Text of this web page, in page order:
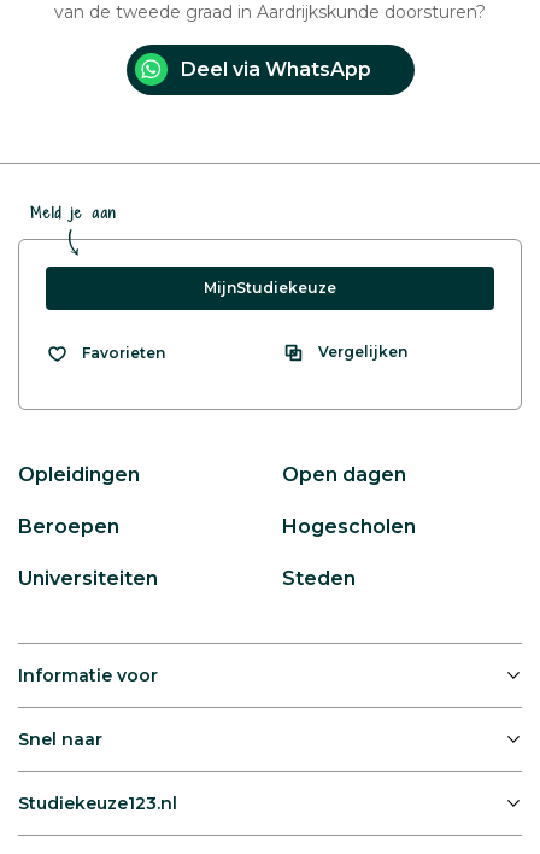
van de tweede graad in Aardrijkskunde doorsturen?
Deel via WhatsApp
Meld je aan
MijnStudiekeuze
Favorieten Vergelijken
Opleidingen Open dagen
Beroepen Hogescholen
Universiteiten Steden
Informatie voor
Snel naar
Studiekeuze123.nl